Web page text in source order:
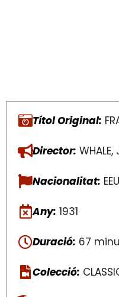
Títol Original:
Director: WHALE,
Nacionalitat:
Any: 1931
Duració: 67
Colecció: